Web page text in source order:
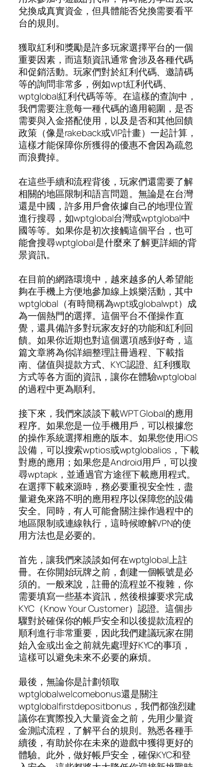
兌換成真實資金，但具體能否兌換需要看平
台的規則。
獲取紅利和獎勵是許多玩家選擇平台的一個
重要因素，而這類資訊通常會涉及各種代碼
和促銷活動。玩家們對於紅利代碼、邀請碼
等的詢問非常多，例如wpt紅利代碼、
wptglobal紅利代碼等等。在這樣的查詢中，
我們需要注意每一種代碼的適用範圍，是否
需要與入金搭配使用，以及是否和其他回饋
政策（像是rakeback或VIP計畫）一起計算，
這樣才能保障你所獲得的優惠不會因為疏忽
而浪費掉。
在這些手續和流程背後，玩家們還需要了解
相關的地區限制和語言問題。無論是在台灣
還是中國，許多用戶會依據自己的地理位置
進行搜尋，如wptglobal台灣或wptglobal中
國等等。如果你是初次接觸這個平台，也可
能會搜尋wptglobal是什麼來了解更詳細的背
景資訊。
在目前的網路環境中，越來越多的人希望能
夠在手機上方便地參加線上娛樂活動，其中
wptglobal（有時簡稱為wpt或globalwpt）成
為一個熱門的選擇。這個平台不僅操作直
覺，還具備許多對玩家友好的功能和紅利回
饋。如果你近期也對這個選項感到好奇，這
篇文章將為你詳細整理註冊過程、下載指
南、儲值與提款方式、KYC認證、紅利獲取
方式等各方面的資訊，讓你在體驗wptglobal
的過程中更為順利。
接下來，我們來談談下載WPT Global的應用
程序。如果您是一位手機用戶，可以根據您
的操作系統選擇相應的版本。如果您使用iOS
設備，可以搜索wptios或wptglobalios，下載
對應的應用；如果您是Android用戶，可以搜
尋wptapk，並通過官方途徑下載應用程式。
在選擇下載來源時，務必要重視安全性，盡
量避免來路不明的應用程序以保障您的設備
安全。同時，有人可能會關注操作過程中的
地區限制或連線執行，這時候瞭解VPN的使
用方法也是必要的。
首先，讓我們來談談如何在wptglobal上註
冊。在你開始玩牌之前，創建一個帳號是必
須的。一般來說，註冊的流程並不複雜，你
需要填寫一些基本資訊，然後根據要求完成
KYC（Know Your Customer）認證。這個步
驟對於確保你的帳戶安全和以後提款流程的
順利進行非常重要，因此我們建議玩家在開
始入金或出金之前就先處理好KYC的事項，
這樣可以避免未來不必要的麻煩。
最後，無論你是計劃領取
wptglobalwelcomebonus還是關注
wptglobalfirstdepositbonus，我們都強烈建
議你在實際投入大量資金之前，先用少量資
金測試流程，了解平台的規則。熟悉各種手
續後，有助於你在未來的遊戲中獲得更好的
體驗。此外，做好帳戶安全，確保KYC和登